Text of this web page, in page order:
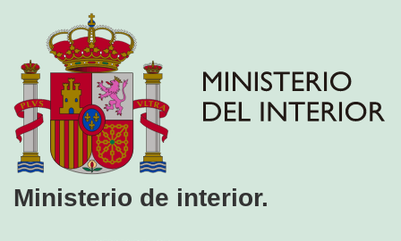
Ministerio de interior.